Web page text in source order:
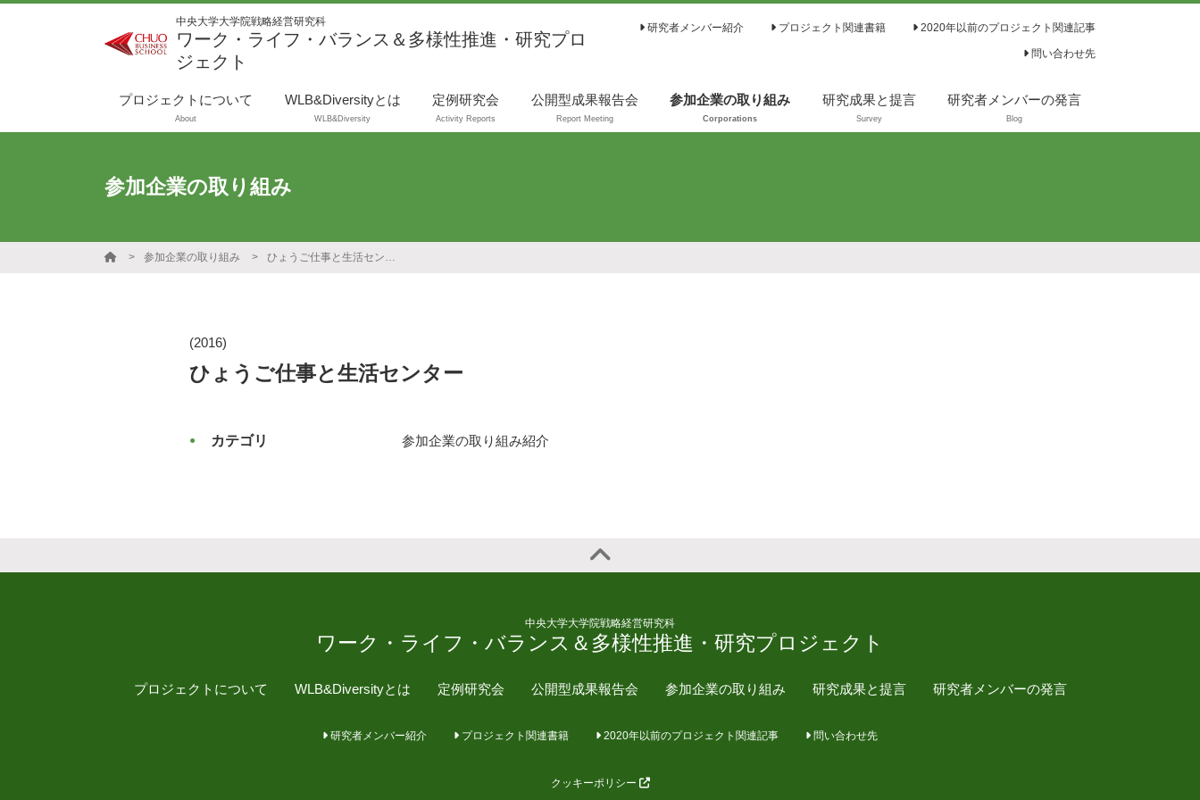
中央大学大学院戦略経営研究科
ワーク・ライフ・バランス＆多様性推進・研究プロ
ジェクト
研究者メンバー紹介 プロジェクト関連書籍 2020年以前のプロジェクト関連記事
問い合わせ先
プロジェクトについて
About
WLB&Diversityとは
WLB&Diversity
定例研究会
Activity Reports
公開型成果報告会
Report Meeting
参加企業の取り組み
Corporations
研究成果と提言
Survey
研究者メンバーの発言
Blog
参加企業の取り組み
参加企業の取り組み ひょうご仕事と生活センター
(2016)
ひょうご仕事と生活センター
カテゴリ 参加企業の取り組み紹介
中央大学大学院戦略経営研究科
ワーク・ライフ・バランス＆多様性推進・研究プロジェクト
プロジェクトについて WLB&Diversityとは 定例研究会 公開型成果報告会 参加企業の取り組み 研究成果と提言 研究者メンバーの発言
研究者メンバー紹介 プロジェクト関連書籍 2020年以前のプロジェクト関連記事 問い合わせ先
クッキーポリシー